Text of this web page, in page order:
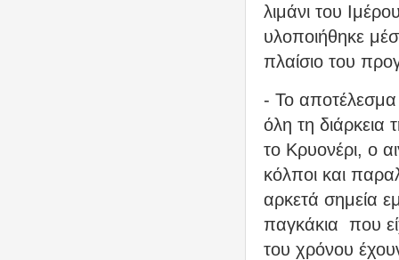
λιμάνι του
υλοποιήθηκε
πλαίσιο του
- Το αποτέλεσμα
όλη τη
το Κρυονέρι, ο
κόλποι και
αρκετά σημεία
παγκάκια που
του χρόνου